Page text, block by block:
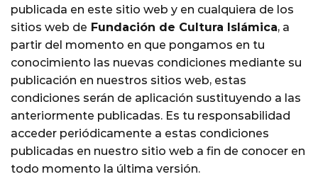
publicada en este sitio web y en cualquiera de los
sitios web de Fundación de Cultura Islámica, a
partir del momento en que pongamos en tu
conocimiento las nuevas condiciones mediante su
publicación en nuestros sitios web, estas
condiciones serán de aplicación sustituyendo a las
anteriormente publicadas. Es tu responsabilidad
acceder periódicamente a estas condiciones
publicadas en nuestro sitio web a fin de conocer en
todo momento la última versión.